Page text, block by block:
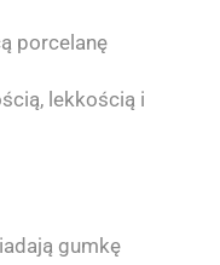
porcelanę
lekkością i
gumkę